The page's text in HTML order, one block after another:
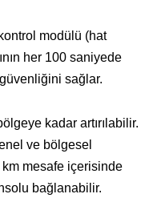
modülü (hat
her 100 saniyede
sağlar.
kadar artırılabilir.
ve bölgesel
km mesafe içerisinde
bağlanabilir.